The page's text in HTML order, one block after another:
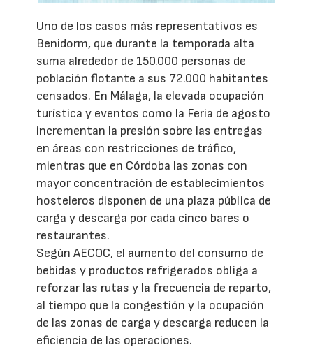
Uno de los casos más representativos es
Benidorm, que durante la temporada alta
suma alrededor de 150.000 personas de
población flotante a sus 72.000 habitantes
censados. En Málaga, la elevada ocupación
turística y eventos como la Feria de agosto
incrementan la presión sobre las entregas
en áreas con restricciones de tráfico,
mientras que en Córdoba las zonas con
mayor concentración de establecimientos
hosteleros disponen de una plaza pública de
carga y descarga por cada cinco bares o
restaurantes.
Según AECOC, el aumento del consumo de
bebidas y productos refrigerados obliga a
reforzar las rutas y la frecuencia de reparto,
al tiempo que la congestión y la ocupación
de las zonas de carga y descarga reducen la
eficiencia de las operaciones.